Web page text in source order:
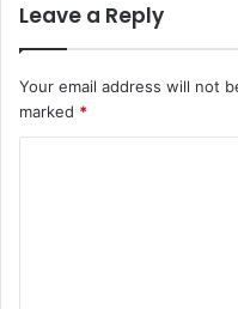
Leave a Reply
Your email address will not
marked *